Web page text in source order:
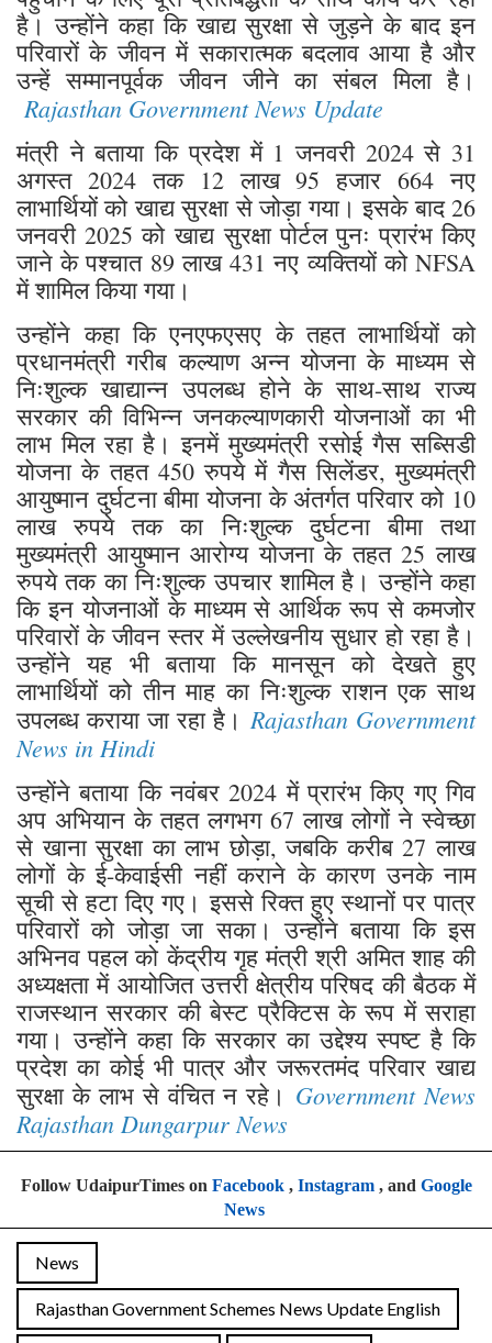
है। उन्होंने कहा कि खाद्य सुरक्षा से जुड़ने के बाद इन
परिवारों के जीवन में सकारात्मक बदलाव आया है और
उन्हें सम्मानपूर्वक जीवन जीने का संबल मिला है।
Rajasthan Government News Update
मंत्री ने बताया कि प्रदेश में 1 जनवरी 2024 से 31
अगस्त 2024 तक 12 लाख 95 हजार 664 नए
लाभार्थियों को खाद्य सुरक्षा से जोड़ा गया। इसके बाद 26
जनवरी 2025 को खाद्य सुरक्षा पोर्टल पुनः प्रारंभ किए
जाने के पश्चात 89 लाख 431 नए व्यक्तियों को NFSA
में शामिल किया गया।
उन्होंने कहा कि एनएफएसए के तहत लाभार्थियों को
प्रधानमंत्री गरीब कल्याण अन्न योजना के माध्यम से
निःशुल्क खाद्यान्न उपलब्ध होने के साथ-साथ राज्य
सरकार की विभिन्न जनकल्याणकारी योजनाओं का भी
लाभ मिल रहा है। इनमें मुख्यमंत्री रसोई गैस सब्सिडी
योजना के तहत 450 रुपये में गैस सिलेंडर, मुख्यमंत्री
आयुष्मान दुर्घटना बीमा योजना के अंतर्गत परिवार को 10
लाख रुपये तक का निःशुल्क दुर्घटना बीमा तथा
मुख्यमंत्री आयुष्मान आरोग्य योजना के तहत 25 लाख
रुपये तक का निःशुल्क उपचार शामिल है। उन्होंने कहा
कि इन योजनाओं के माध्यम से आर्थिक रूप से कमजोर
परिवारों के जीवन स्तर में उल्लेखनीय सुधार हो रहा है।
उन्होंने यह भी बताया कि मानसून को देखते हुए
लाभार्थियों को तीन माह का निःशुल्क राशन एक साथ
उपलब्ध कराया जा रहा है।Rajasthan Government
News in Hindi
उन्होंने बताया कि नवंबर 2024 में प्रारंभ किए गए गिव
अप अभियान के तहत लगभग 67 लाख लोगों ने स्वेच्छा
से खाना सुरक्षा का लाभ छोड़ा, जबकि करीब 27 लाख
लोगों के ई-केवाईसी नहीं कराने के कारण उनके नाम
सूची से हटा दिए गए। इससे रिक्त हुए स्थानों पर पात्र
परिवारों को जोड़ा जा सका। उन्होंने बताया कि इस
अभिनव पहल को केंद्रीय गृह मंत्री श्री अमित शाह की
अध्यक्षता में आयोजित उत्तरी क्षेत्रीय परिषद की बैठक में
राजस्थान सरकार की बेस्ट प्रैक्टिस के रूप में सराहा
गया। उन्होंने कहा कि सरकार का उद्देश्य स्पष्ट है कि
प्रदेश का कोई भी पात्र और जरूरतमंद परिवार खाद्य
सुरक्षा के लाभ से वंचित न रहे। Government News
Rajasthan Dungarpur News
Follow UdaipurTimes on Facebook, Instagram, and Google
News
News
Rajasthan Government Schemes News Update English